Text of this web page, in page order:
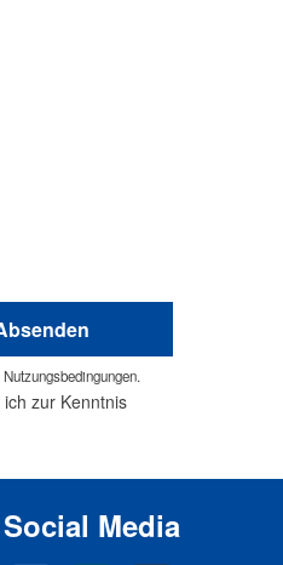
Nutzungsbedingungen.
zur Kenntnis
Social Media